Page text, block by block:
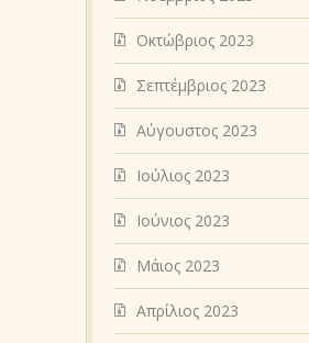
Οκτώβριος 2023
Σεπτέμβριος 2023
Αύγουστος 2023
Ιούλιος 2023
Ιούνιος 2023
Μάιος 2023
Απρίλιος 2023